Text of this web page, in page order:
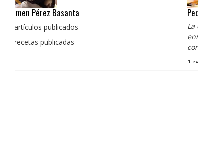
Pedro Manuel Collado Cruz
La cocina para mi es producto bien tratado sin
enmascarar sus sabores, cocina de verdad de antaño
con un toque diferente